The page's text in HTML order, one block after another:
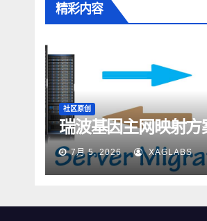
精彩内容
社区原创
瑞波基因主网映射方
7月 5, 2026 XAGLABS